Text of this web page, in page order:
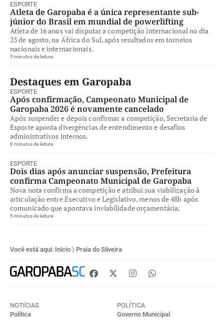
ESPORTE
Atleta de Garopaba é a única representante sub-
júnior do Brasil em mundial de powerlifting
Atleta de 16 anos vai disputar a competição internacional no dia
23 de agosto, na África do Sul, após resultados em torneios
nacionais e internacionais.
5 minutos de leitura
Destaques em Garopaba
ESPORTE
Após confirmação, Campeonato Municipal de
Garopaba 2026 é novamente cancelado
Após suspender e depois confirmar a competição, Secretaria de
Esporte aponta divergências de entendimento e desafios
administrativos internos.
8 minutos de leitura
ESPORTE
Dois dias após anunciar suspensão, Prefeitura
confirma Campeonato Municipal de Garopaba
Nova nota confirma a competição e atribui sua viabilização à
articulação entre Executivo e Legislativo, menos de 48h após
comunicado que apontava inviabilidade orçamentária.
5 minutos de leitura
Você está aqui: Início ⟩ Praia do Silveira
NOTÍCIAS
Política
POLÍTICA
Governo Municipal